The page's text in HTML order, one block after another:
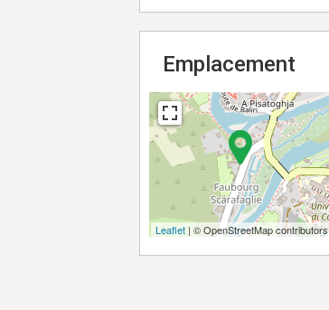
Emplacement
Leaflet| © OpenStreetMap contributors